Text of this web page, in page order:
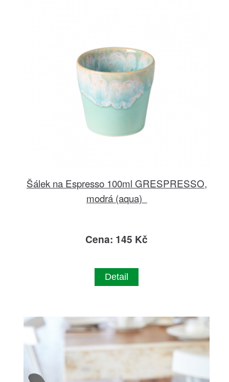
Šálek na Espresso 100ml GRESPRESSO,
modrá (aqua)
Cena: 145 Kč
Detail